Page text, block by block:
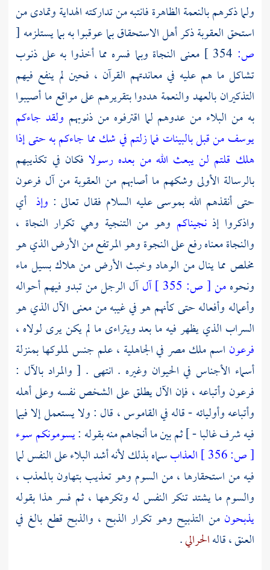
ولما ذكرهم بالنعمة الظاهرة فانتبه من تداركته الهداية وتمادى من
استحق العقوبة ذكر أهل الاستحقاق بما عوقبوا به بما يستلزمه [
ص:
معنى النجاة وبما فسره مما أخذوا به على ذنوب
تشاكل ما هم عليه في معاندتهم القرآن ، فحين لم ينفع فيهم
التذكيران بالعهد والنعمة هددوا بتقريرهم على مواقع ما أصيبوا
به من البلاء من عدوهم لما اقترفوه من ذنوبهم ولقد جاءكم
يوسف من قبل بالبينات فما زلتم في شك مما جاءكم به حتى إذا
هلك قلتم لن يبعث الله من بعده رسولا فكان في تكذيبهم
بالرسالة الأولى وشكهم ما أصابهم من العقوبة من آل فرعون
حتى أنقذهم الله بموسىعليه السلام فقال تعالى : وإذ أي
واذكروا إذنجيناكم وهو من التنجية وهي تكرار النجاة ،
والنجاة معناه رفع على النجوة وهو المرتفع من الأرض الذي هو
مخلص مما ينال من الوهاد وخبث الأرض من هلاك بسيل ماء
ونحوهمن[ص: آلآل الرجل من تبدو فيهم أحواله
وأعماله وأفعاله حتى كأنهم هو في غيبه من معنى الآل الذي هو
السراب الذي يظهر فيه ما بعد ويتراءى ما لم يكن يرى لولاه ،
فرعون اسم ملكمصرفي الجاهلية ، علم جنس لملوكها بمنزلة
أسماء الأجناس في الحيوان وغيره . انتهى . [ والمراد بالآل :
فرعون وأتباعه ، فإن الآل يطلق على الشخص نفسه وعلى أهله
وأتباعه وأوليائه - قاله في القاموس ، قال : ولا يستعمل إلا فيما
فيه شرف غالبا - ] ثم بين ما أنجاهم منه بقوله :يسومونكم سوء
[ص: العذابسماه بذلك لأنه أشد البلاء على النفس لما
فيه من استحقارها ، من السوم وهو تعذيب بتهاون بالمعذب ،
والسوم ما يشتد تنكر النفس له وتكرهها ، ثم فسر هذا بقوله
يذبحونمن التذبيح وهو تكرار الذبح ، والذبح قطع بالغ في
العنق ، قالهالحرالي.